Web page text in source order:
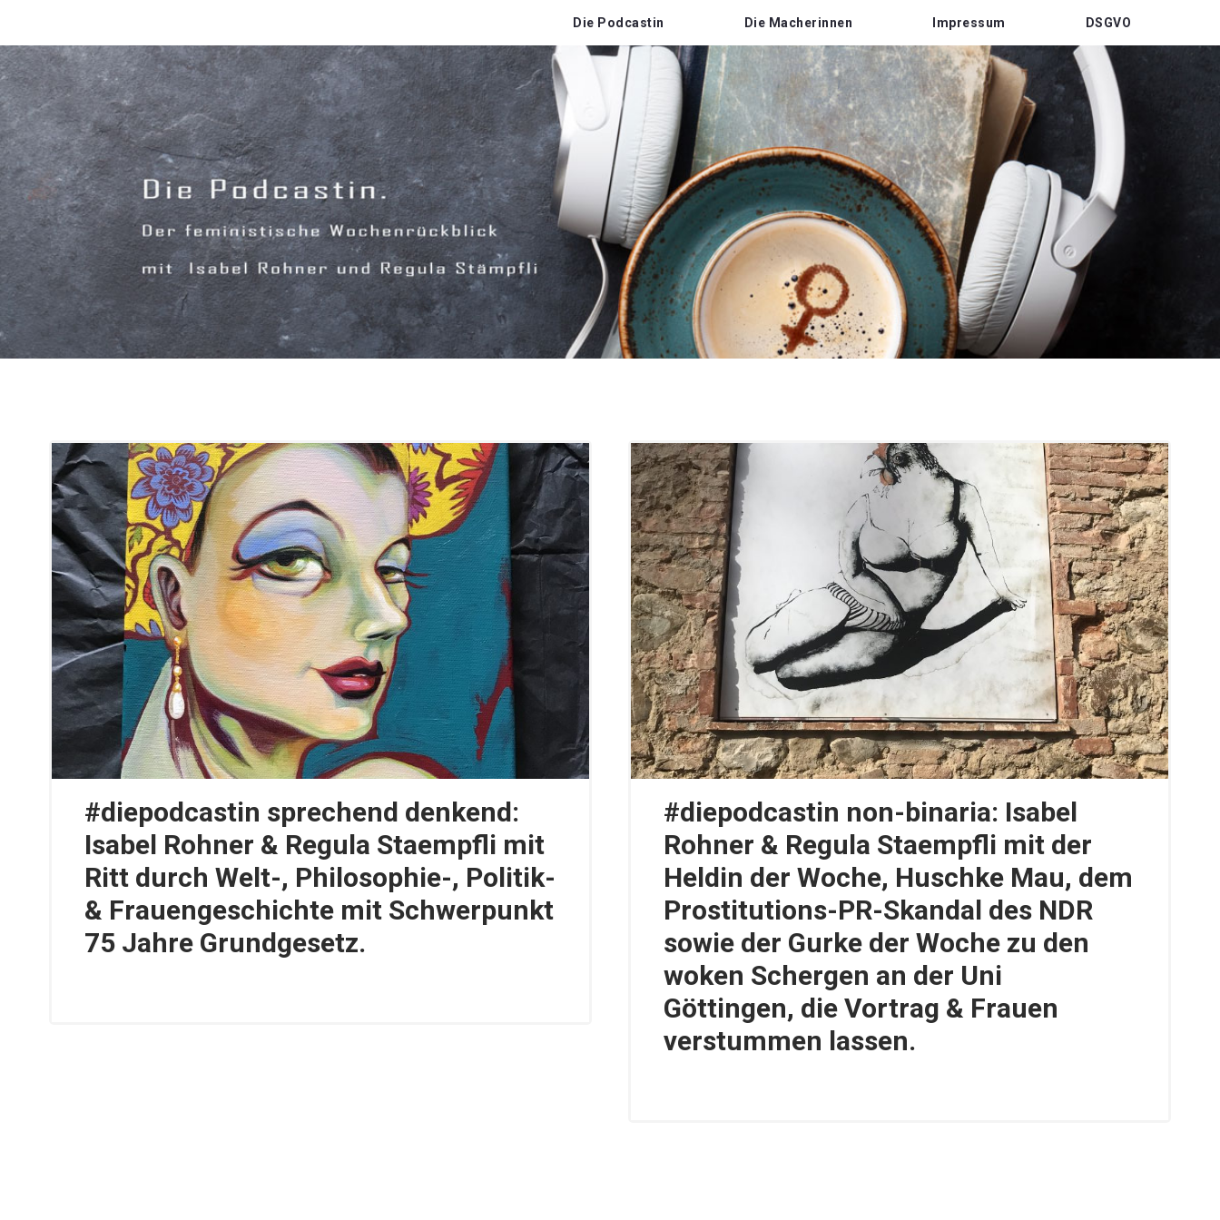
Die Podcastin Die Macherinnen Impressum DSGVO
#diepodcastin sprechend denkend:
Isabel Rohner & Regula Staempfli mit
Ritt durch Welt-, Philosophie-, Politik-
& Frauengeschichte mit Schwerpunkt
75 Jahre Grundgesetz.
#diepodcastin non-binaria: Isabel
Rohner & Regula Staempfli mit der
Heldin der Woche, Huschke Mau, dem
Prostitutions-PR-Skandal des NDR
sowie der Gurke der Woche zu den
woken Schergen an der Uni
Göttingen, die Vortrag & Frauen
verstummen lassen.